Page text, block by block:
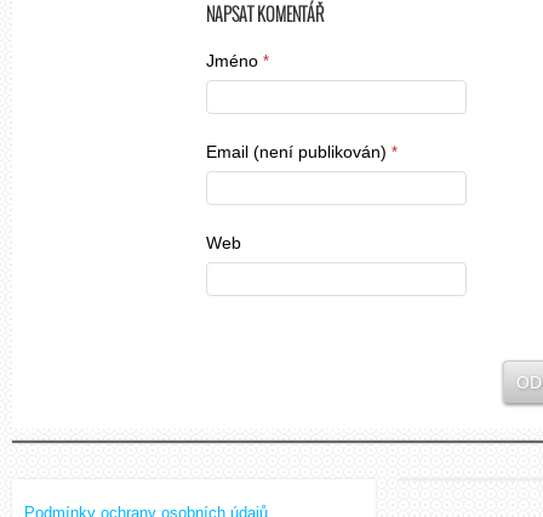
NAPSAT KOMENTÁŘ
Jméno *
Email (není publikován) *
Web
Podmínky ochrany osobních údajů